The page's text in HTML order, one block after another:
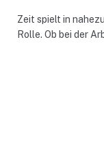
Zeit spielt in
Rolle. Ob bei der